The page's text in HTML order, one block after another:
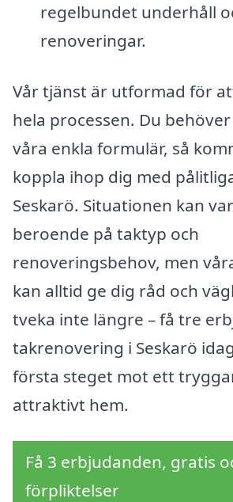
regelbundet underhåll
renoveringar.
Vår tjänst är utformad för
hela processen. Du
våra enkla formulär, så
koppla ihop dig med
Seskarö. Situationen kan
beroende på taktyp och
renoveringsbehov, men
kan alltid ge dig råd och
tveka inte längre – få tre
takrenovering i Seskarö
första steget mot ett
attraktivt hem.
Få 3 erbjudanden, gratis
förpliktelser